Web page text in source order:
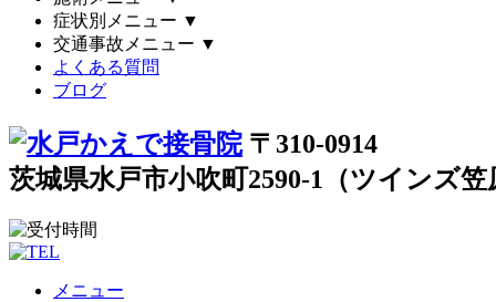
症状別メニュー ▼
交通事故メニュー ▼
よくある質問
ブログ
〒310-0914
茨城県水戸市小吹町2590-1（ツインズ笠
メニュー